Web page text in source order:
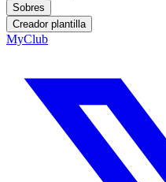
Sobres
Creador plantilla
MyClub